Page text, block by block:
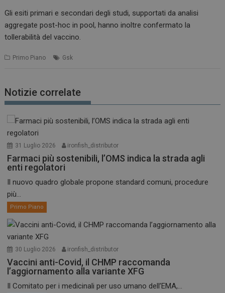
Gli esiti primari e secondari degli studi, supportati da analisi
aggregate post-hoc in pool, hanno inoltre confermato la
tollerabilità del vaccino.
Primo Piano Gsk
Notizie correlate
31 Luglio 2026 ironfish_distributor
Farmaci più sostenibili, l’OMS indica la strada agli
enti regolatori
Il nuovo quadro globale propone standard comuni, procedure
più...
Primo Piano
30 Luglio 2026 ironfish_distributor
Vaccini anti-Covid, il CHMP raccomanda
l’aggiornamento alla variante XFG
Il Comitato per i medicinali per uso umano dell’EMA,...